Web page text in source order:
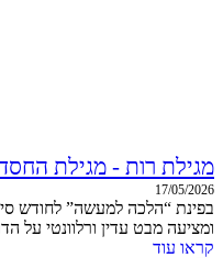
מגילת רות - מגילת
17/05/2026
בפינת “הלכה למעשה” לחודש
ומציעה מבט עדין ורלוונטי על
קראו עוד